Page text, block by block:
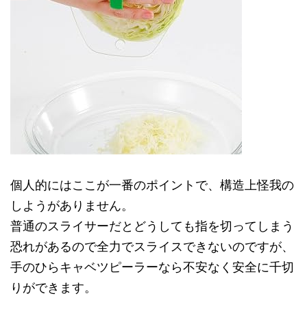
個人的にはここが一番のポイントで、構造上怪我の
しようがありません。
普通のスライサーだとどうしても指を切ってしまう
恐れがあるので全力でスライスできないのですが、
手のひらキャベツピーラーなら不安なく安全に千切
りができます。